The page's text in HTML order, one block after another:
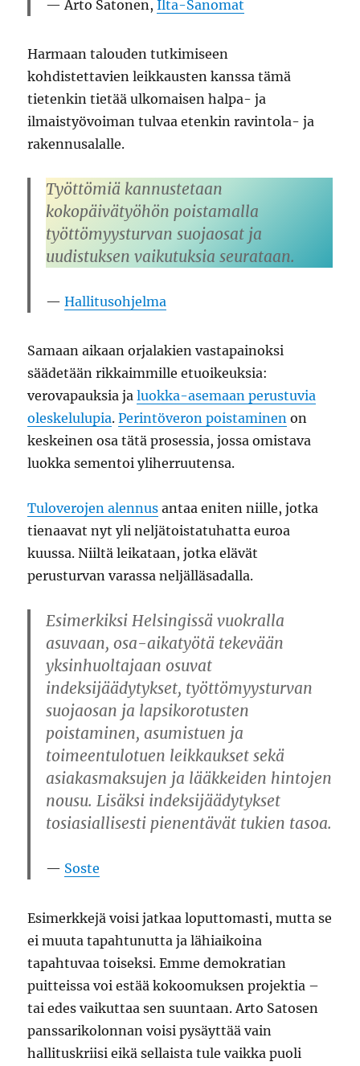
Arto Satonen,Ilta-Sanomat
Harmaan talouden tutkimiseen
kohdistettavien leikkausten kanssa tämä
tietenkin tietää ulkomaisen halpa- ja
ilmaistyövoiman tulvaa etenkin ravintola- ja
rakennusalalle.
Työttömiä kannustetaan
kokopäivätyöhön poistamalla
työttömyysturvan suojaosat ja
uudistuksen vaikutuksia seurataan.
Hallitusohjelma
Samaan aikaan orjalakien vastapainoksi
säädetään rikkaimmille etuoikeuksia:
verovapauksia jaluokka-asemaan perustuvia
oleskelulupia.Perintöveron poistaminen on
keskeinen osa tätä prosessia, jossa omistava
luokka sementoi yliherruutensa.
Tuloverojen alennus antaa eniten niille, jotka
tienaavat nyt yli neljätoistatuhatta euroa
kuussa. Niiltä leikataan, jotka elävät
perusturvan varassa neljälläsadalla.
Esimerkiksi Helsingissä vuokralla
asuvaan, osa-aikatyötä tekevään
yksinhuoltajaan osuvat
indeksijäädytykset, työttömyysturvan
suojaosan ja lapsikorotusten
poistaminen, asumistuen ja
toimeentulotuen leikkaukset sekä
asiakasmaksujen ja lääkkeiden hintojen
nousu. Lisäksi indeksijäädytykset
tosiasiallisesti pienentävät tukien tasoa.
Soste
Esimerkkejä voisi jatkaa loputtomasti, mutta se
ei muuta tapahtunutta ja lähiaikoina
tapahtuvaa toiseksi. Emme demokratian
puitteissa voi estää kokoomuksen projektia –
tai edes vaikuttaa sen suuntaan. Arto Satosen
panssarikolonnan voisi pysäyttää vain
hallituskriisi eikä sellaista tule vaikka puoli